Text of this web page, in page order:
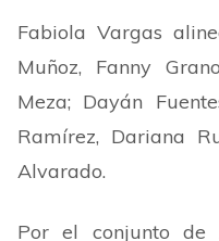
Fabiola Vargas
Muñoz, Fanny
Meza; Dayán
Ramírez, Dariana
Alvarado.
Por el conjunto de